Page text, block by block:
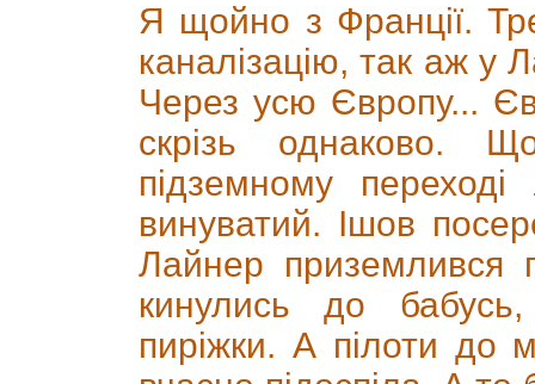
Я щойно з Франції.
каналізацію, так аж
Через усю Європу...
скрізь однаково.
підземному
винуватий. Ішов
Лайнер приземлився
кинулись до
пиріжки. А пілоти до